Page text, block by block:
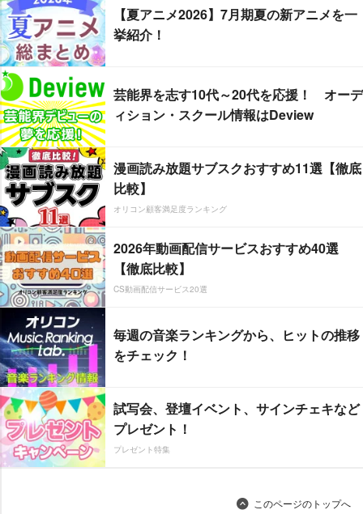
【夏アニメ2026】7月期夏の新アニメを一
挙紹介！
芸能界を志す10代～20代を応援！ オーデ
ィション・スクール情報はDeview
漫画読み放題サブスクおすすめ11選【徹底
比較】
オリコン顧客満足度ランキング
2026年動画配信サービスおすすめ40選
【徹底比較】
CS動画配信サービス20選
毎週の音楽ランキングから、ヒットの推移
をチェック！
試写会、登壇イベント、サインチェキなど
プレゼント！
プレゼント特集
このページのトップへ